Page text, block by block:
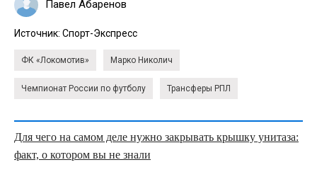
Павел Абаренов
Источник: Спорт-Экспресс
ФК «Локомотив» Марко Николич
Чемпионат России по футболу Трансферы РПЛ
Для чего на самом деле нужно закрывать крышку унитаза:
факт, о котором вы не знали